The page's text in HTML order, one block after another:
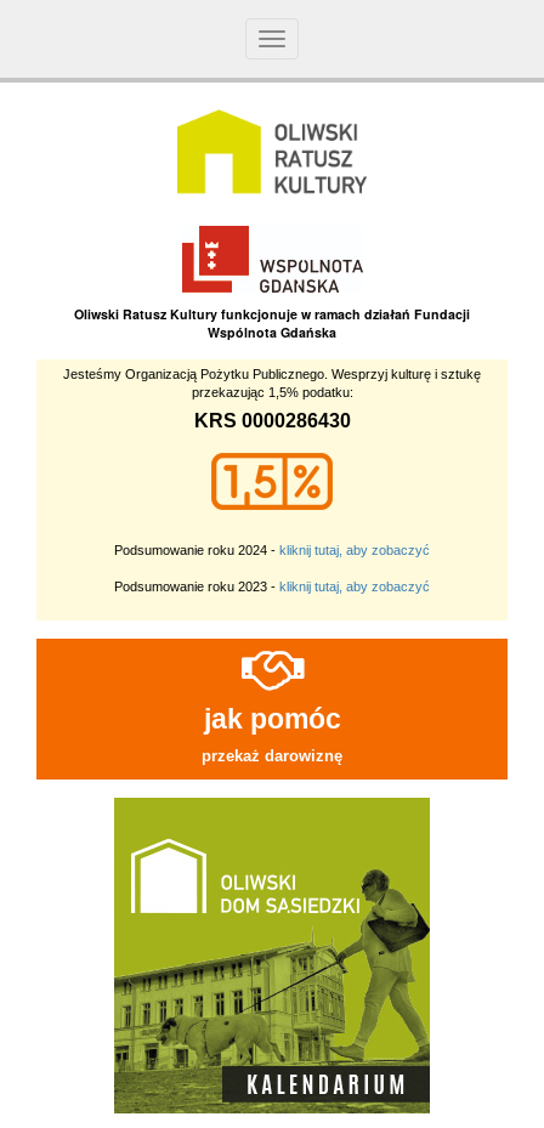
Toggle
Oliwski Ratusz Kultury funkcjonuje w ramach działań Fundacji
Wspólnota Gdańska
Jesteśmy Organizacją Pożytku Publicznego. Wesprzyj kulturę i sztukę
przekazując 1,5% podatku:
KRS 0000286430
Podsumowanie roku 2024 - kliknij tutaj, aby zobaczyć
Podsumowanie roku 2023 - kliknij tutaj, aby zobaczyć
jak pomóc
przekaż darowiznę